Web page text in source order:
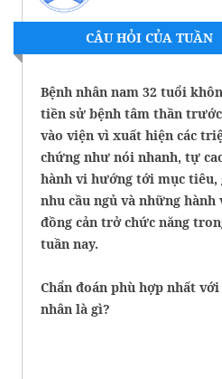
CÂU HỎI CỦA TUẦN
Bệnh nhân nam 32 tuổi
tiền sử bệnh tâm thần
vào viện vì xuất hiện các
chứng như nói nhanh, tự
hành vi hướng tới mục tiêu,
nhu cầu ngủ và những hành
đồng cản trở chức năng
tuần nay.
Chẩn đoán phù hợp nhất với
nhân là gì?